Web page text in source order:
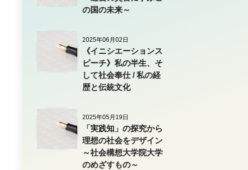
の国の未来～
2025年06月02日
《イニシエーションス
ピーチ》私の半生、そ
して社会奉仕 / 私の経
歴と伝統文化
2025年05月19日
「実践知」の探究から
理想の社会をデザイン
～社会構想大学院大学
のめざすもの～